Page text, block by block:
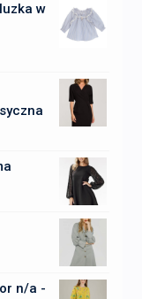
w
n/a -